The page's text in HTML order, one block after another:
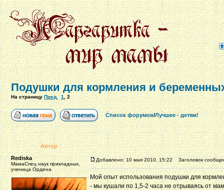
Подушки для кормления и
На страницуПред. 1,2
Список форумов/Лучшее - детям!
Автор
Rediska
МамаСпец наук прикладных,
ученица Ордена
Добавлено: 10 мая 2010, 15:22 Заголовок
Мой опыт использования подушки для
- мы кушали по 1,5-2 часа не отрываясь от